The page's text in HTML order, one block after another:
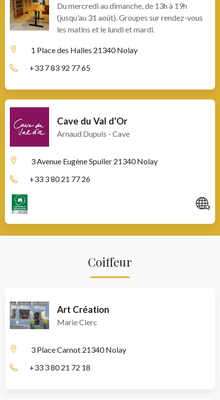
Du mercredi au dimanche, de 13h à 19h
(jusqu'au 31 août). Groupes sur rendez-vous
les matins et le lundi et mardi.
1 Place des Halles 21340 Nolay
+33 7 83 92 77 65
Cave du Val d’Or
Arnaud Dupuis - Cave
3 Avenue Eugène Spuller 21340 Nolay
+33 3 80 21 77 26
Coiffeur
Art Création
Marie Clerc
3 Place Carnot 21340 Nolay
+33 3 80 21 72 18